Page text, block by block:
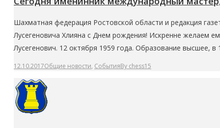
Шахматная федерация Ростовской области и редакция
Лусегеновича Хлияна с Днем рождения! Искренне желаем
Лусегенович. 12 октября 1959 года. Образование высшее,
12.10.2017Общие новости, СобытияBy chess15